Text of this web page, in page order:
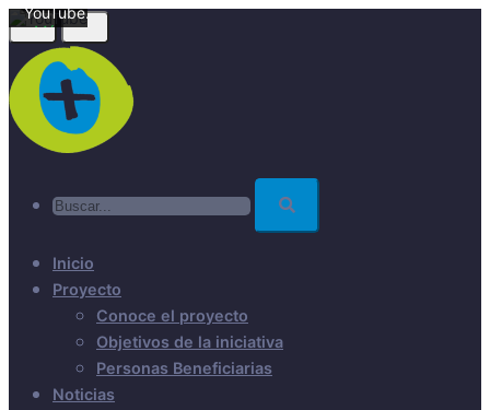
Skip
to
main
content
Inicio
Proyecto
Conoce el proyecto
Objetivos de la iniciativa
Personas Beneficiarias
Noticias
YouTube.
Más
información
Cargar
vídeo
siempre